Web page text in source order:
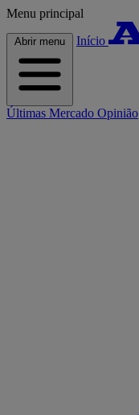
Menu principal
Abrir menu Início
Últimas Mercado Opinião